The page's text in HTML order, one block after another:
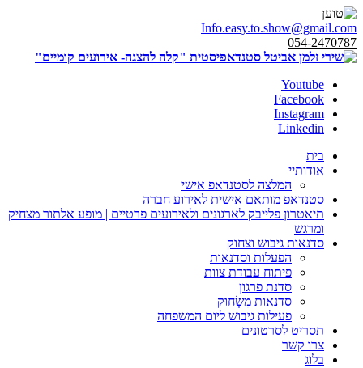
Info.easy.to.show@gmail.com
054-2470787
Youtube
Facebook
Instagram
Linkedin
בית
אודותיי
המלצה לסטנדאפ אישי
סטנדאפ מותאם אישית לאירוע חברה
תיאטרון פלייבק לארגונים ולאירועים פרטיים | מופע אלתור מצחיק
ומרגש
סדנאות גיבוש וצחוק
הפעלות וסדנאות
פיתוח עבודת צוות
סדנת פרגון
סדנאות מִשְׂחוּק
פעילות גיבוש ליום המשפחה
תסריט לסרטונים
צרו קשר
בלוג